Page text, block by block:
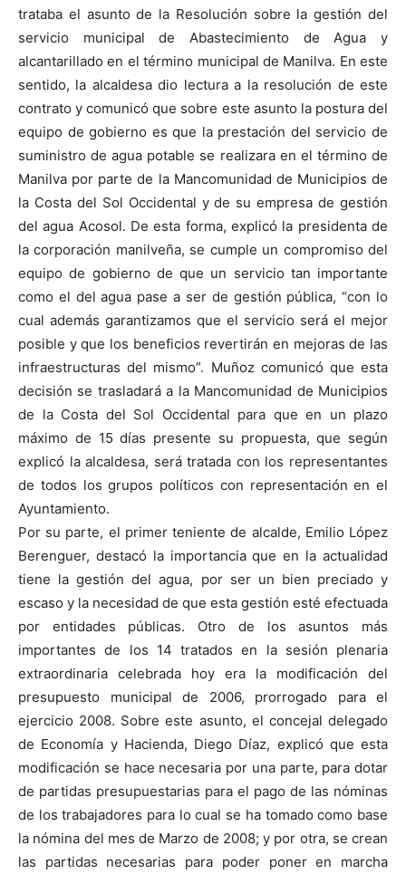
trataba el asunto de la Resolución sobre la gestión del
servicio municipal de Abastecimiento de Agua y
alcantarillado en el término municipal de Manilva. En este
sentido, la alcaldesa dio lectura a la resolución de este
contrato y comunicó que sobre este asunto la postura del
equipo de gobierno es que la prestación del servicio de
suministro de agua potable se realizara en el término de
Manilva por parte de la Mancomunidad de Municipios de
la Costa del Sol Occidental y de su empresa de gestión
del agua Acosol. De esta forma, explicó la presidenta de
la corporación manilveña, se cumple un compromiso del
equipo de gobierno de que un servicio tan importante
como el del agua pase a ser de gestión pública, “con lo
cual además garantizamos que el servicio será el mejor
posible y que los beneficios revertirán en mejoras de las
infraestructuras del mismo”. Muñoz comunicó que esta
decisión se trasladará a la Mancomunidad de Municipios
de la Costa del Sol Occidental para que en un plazo
máximo de 15 días presente su propuesta, que según
explicó la alcaldesa, será tratada con los representantes
de todos los grupos políticos con representación en el
Ayuntamiento.
Por su parte, el primer teniente de alcalde, Emilio López
Berenguer, destacó la importancia que en la actualidad
tiene la gestión del agua, por ser un bien preciado y
escaso y la necesidad de que esta gestión esté efectuada
por entidades públicas. Otro de los asuntos más
importantes de los 14 tratados en la sesión plenaria
extraordinaria celebrada hoy era la modificación del
presupuesto municipal de 2006, prorrogado para el
ejercicio 2008. Sobre este asunto, el concejal delegado
de Economía y Hacienda, Diego Díaz, explicó que esta
modificación se hace necesaria por una parte, para dotar
de partidas presupuestarias para el pago de las nóminas
de los trabajadores para lo cual se ha tomado como base
la nómina del mes de Marzo de 2008; y por otra, se crean
las partidas necesarias para poder poner en marcha